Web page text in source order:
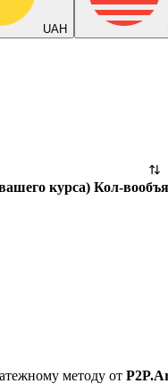
UAH
курса) Кол-во
методу от